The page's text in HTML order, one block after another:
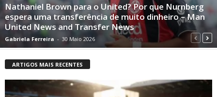
Nathaniel Brown para o United? Por que Nurnberg
espera uma transferência de muito dinheiro – Man
United News and Transfer News
Gabriela Ferreira - 30 Maio 2026
ARTIGOS MAIS RECENTES